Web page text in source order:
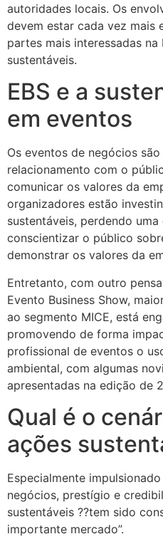
autoridades locais. Os
devem estar cada vez mais
partes mais interessadas
sustentáveis.
EBS e a
em eventos
Os eventos de negócios
relacionamento com o
comunicar os valores da
organizadores estão
sustentáveis, perdendo
conscientizar o público
demonstrar os valores da
Entretanto, com outro
Evento Business Show,
ao segmento MICE, está
promovendo de forma
profissional de eventos o
ambiental, com algumas
apresentadas na edição de
Qual é o
ações
Especialmente
negócios, prestígio e
sustentáveis ??tem sido
importante mercado”.